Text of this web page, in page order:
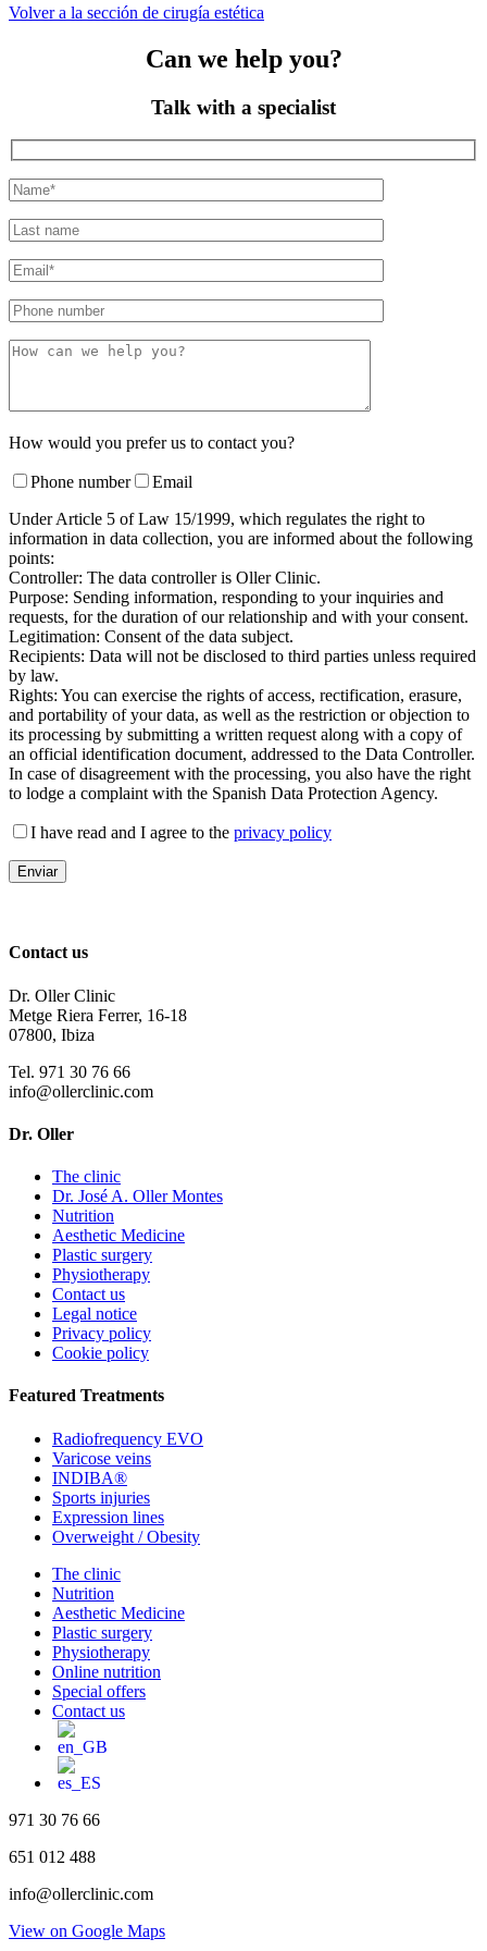
Volver a la sección de cirugía estética
Can we help you?
Talk with a specialist
How would you prefer us to contact you?
Phone number
Email
Under Article 5 of Law 15/1999, which regulates the right to
information in data collection, you are informed about the following
points:
Controller: The data controller is Oller Clinic.
Purpose: Sending information, responding to your inquiries and
requests, for the duration of our relationship and with your consent.
Legitimation: Consent of the data subject.
Recipients: Data will not be disclosed to third parties unless required
by law.
Rights: You can exercise the rights of access, rectification, erasure,
and portability of your data, as well as the restriction or objection to
its processing by submitting a written request along with a copy of
an official identification document, addressed to the Data Controller.
In case of disagreement with the processing, you also have the right
to lodge a complaint with the Spanish Data Protection Agency.
I have read and I agree to the privacy policy
Contact us
Dr. Oller Clinic
Metge Riera Ferrer, 16-18
07800, Ibiza
Tel. 971 30 76 66
info@ollerclinic.com
Dr. Oller
The clinic
Dr. José A. Oller Montes
Nutrition
Aesthetic Medicine
Plastic surgery
Physiotherapy
Contact us
Legal notice
Privacy policy
Cookie policy
Featured Treatments
Radiofrequency EVO
Varicose veins
INDIBA®
Sports injuries
Expression lines
Overweight / Obesity
Close
Menu
The clinic
Nutrition
Aesthetic Medicine
Plastic surgery
Physiotherapy
Online nutrition
Special offers
Contact us
971 30 76 66
651 012 488
info@ollerclinic.com
View on Google Maps